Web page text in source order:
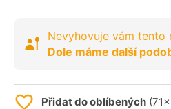
Nevyhovuje vám tento
Dole máme další
Přidat do oblíbených